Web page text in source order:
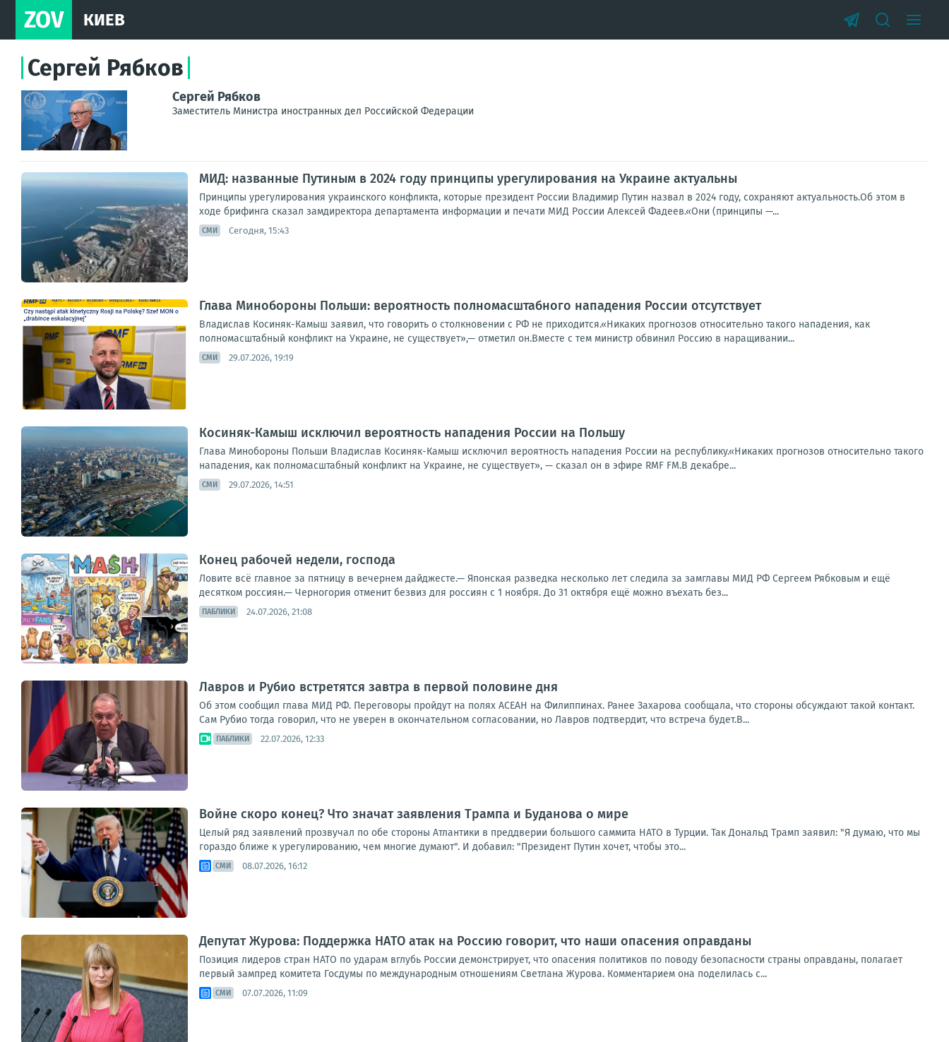
ZOV КИЕВ
Сергей Рябков
Сергей Рябков
Заместитель Министра иностранных дел Российской Федерации
МИД: названные Путиным в 2024 году принципы урегулирования на Украине актуальны
Принципы урегулирования украинского конфликта, которые президент России Владимир Путин назвал в 2024 году, сохраняют актуальность.Об этом в
ходе брифинга сказал замдиректора департамента информации и печати МИД России Алексей Фадеев.«Они (принципы —...
СМИ Сегодня, 15:43
Глава Минобороны Польши: вероятность полномасштабного нападения России отсутствует
Владислав Косиняк-Камыш заявил, что говорить о столкновении с РФ не приходится.«Никаких прогнозов относительно такого нападения, как
полномасштабный конфликт на Украине, не существует»,— отметил он.Вместе с тем министр обвинил Россию в наращивании...
СМИ 29.07.2026, 19:19
Косиняк-Камыш исключил вероятность нападения России на Польшу
Глава Минобороны Польши Владислав Косиняк-Камыш исключил вероятность нападения России на республику.«Никаких прогнозов относительно такого
нападения, как полномасштабный конфликт на Украине, не существует», — сказал он в эфире RMF FM.В декабре...
СМИ 29.07.2026, 14:51
Конец рабочей недели, господа
Ловите всё главное за пятницу в вечернем дайджесте.— Японская разведка несколько лет следила за замглавы МИД РФ Сергеем Рябковым и ещё
десятком россиян.— Черногория отменит безвиз для россиян с 1 ноября. До 31 октября ещё можно въехать без...
ПАБЛИКИ 24.07.2026, 21:08
Лавров и Рубио встретятся завтра в первой половине дня
Об этом сообщил глава МИД РФ. Переговоры пройдут на полях АСЕАН на Филиппинах. Ранее Захарова сообщала, что стороны обсуждают такой контакт.
Сам Рубио тогда говорил, что не уверен в окончательном согласовании, но Лавров подтвердит, что встреча будет.В...
ПАБЛИКИ 22.07.2026, 12:33
Войне скоро конец? Что значат заявления Трампа и Буданова о мире
Целый ряд заявлений прозвучал по обе стороны Атлантики в преддверии большого саммита НАТО в Турции. Так Дональд Трамп заявил: "Я думаю, что мы
гораздо ближе к урегулированию, чем многие думают". И добавил: "Президент Путин хочет, чтобы это...
СМИ 08.07.2026, 16:12
Депутат Журова: Поддержка НАТО атак на Россию говорит, что наши опасения оправданы
Позиция лидеров стран НАТО по ударам вглубь России демонстрирует, что опасения политиков по поводу безопасности страны оправданы, полагает
первый зампред комитета Госдумы по международным отношениям Светлана Журова. Комментарием она поделилась с...
СМИ 07.07.2026, 11:09